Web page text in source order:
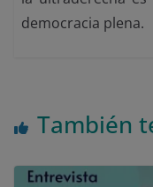
democracia plena.
También